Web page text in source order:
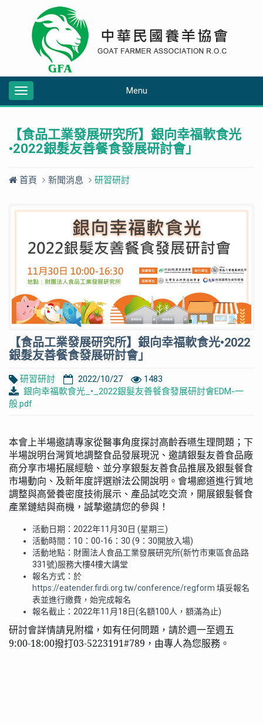
Menu
Toggle
navigation
【食品工業發展研究所】銀向幸福軟食光
•2022銀髮友善餐食發展研討會」
首頁 新聞消息 研習研討
【食品工業發展研究所】銀向幸福軟食光•2022
銀髮友善餐食發展研討會」
研習研討 2022/10/27
1483
銀向幸福軟食光_•_2022銀髮友善餐食發展研討會EDM-一
般.pdf
本會上半場邀請專家從醫事角度探討高齡吞嚥生理問題；下
半場說明台灣質地調整食品發展現況、邀請銀髮友善食品廠
商分享市場拓展經驗、並分享銀髮友善食品推展及銀髮餐食
市場動向、及新年度評選辦法公開說明。會場廊道進行質地
調整與高營養密度技術展示、產品試吃交流，開展銀髮餐食
產業鏈結與商機，誠摯邀請您的參與！
活動日期： 2022年11 月30 日 (星期三)
活動時間： 10 ： 00-16 ： 30 (9 ： 30開放入場)
活動地點：財團法人食品工業發展研究所(新竹市東區食品路
331號)服務大樓4樓大講堂
報名方式：於
https://eatender.firdi.org.tw/conference/regform 填妥報名
表並進行繳費，始完成報名
報名截止： 2022年11 月 18 日(名額100人，額滿為止)
研討會詳情請見附檔，如有任何問題，請於週一至週五
9:00-18:00撥打03-5223191#789 ，由專人為您服務。